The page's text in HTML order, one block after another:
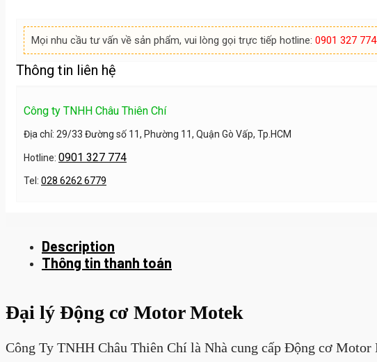
Mọi nhu cầu tư vấn về sản phẩm, vui lòng gọi trực tiếp hotline: 0901 327 774
Thông tin liên hệ
Công ty TNHH Châu Thiên Chí
Địa chỉ: 29/33 Đường số 11, Phường 11, Quận Gò Vấp, Tp.HCM
Hotline: 0901 327 774
Tel: 028 6262 6779
Description
Thông tin thanh toán
Đại lý Động cơ Motor Motek
Công Ty TNHH Châu Thiên Chí là Nhà cung cấp Động cơ